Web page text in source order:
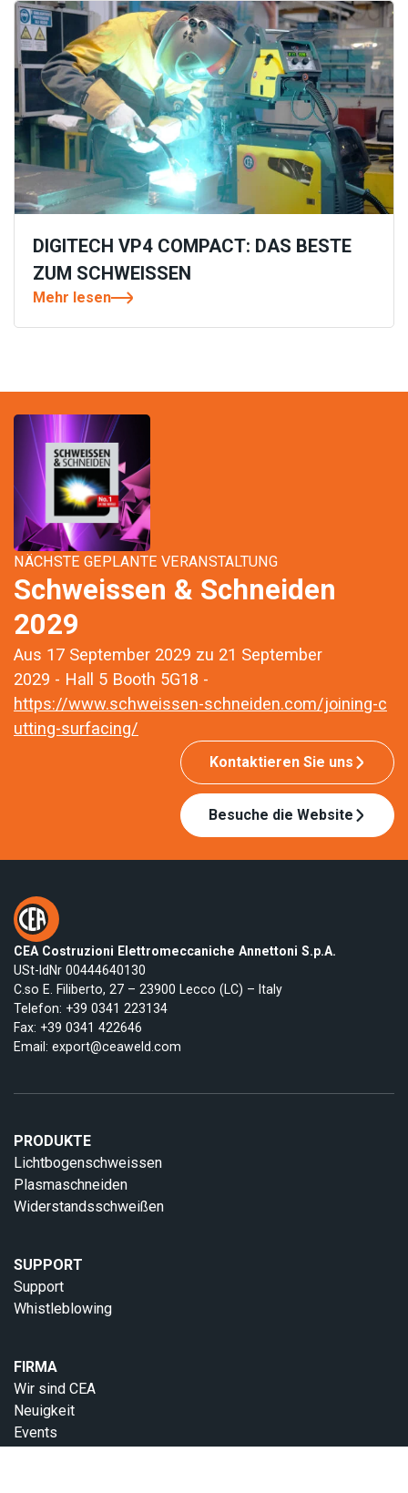
DIGITECH VP4 COMPACT: DAS BESTE
ZUM SCHWEISSEN
Mehr lesen
NÄCHSTE GEPLANTE VERANSTALTUNG
Schweissen & Schneiden
2029
Aus 17 September 2029 zu 21 September
2029 - Hall 5 Booth 5G18 -
https://www.schweissen-schneiden.com/joining-c
utting-surfacing/
Kontaktieren Sie uns
Besuche die Website
CEA Costruzioni Elettromeccaniche Annettoni S.p.A.
USt-IdNr 00444640130
C.so E. Filiberto, 27 – 23900 Lecco (LC) – Italy
Telefon: +39 0341 223134
Fax: +39 0341 422646
Email: export@ceaweld.com
PRODUKTE
Lichtbogenschweissen
Plasmaschneiden
Widerstandsschweißen
SUPPORT
Support
Whistleblowing
FIRMA
Wir sind CEA
Neuigkeit
Events